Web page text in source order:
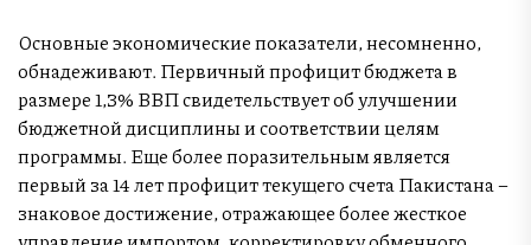
Основные экономические показатели, несомненно,
обнадеживают. Первичный профицит бюджета в
размере 1,3% ВВП свидетельствует об улучшении
бюджетной дисциплины и соответствии целям
программы. Еще более поразительным является
первый за 14 лет профицит текущего счета Пакистана –
знаковое достижение, отражающее более жесткое